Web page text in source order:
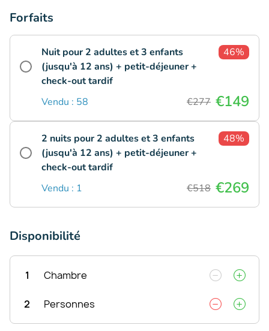
Forfaits
Nuit pour 2 adultes et 3 enfants
(jusqu'à 12 ans) + petit-déjeuner +
check-out tardif
46%
Vendu : 58 €277 €149
2 nuits pour 2 adultes et 3 enfants
(jusqu'à 12 ans) + petit-déjeuner +
check-out tardif
48%
Vendu : 1 €518 €269
Disponibilité
1 Chambre
2 Personnes